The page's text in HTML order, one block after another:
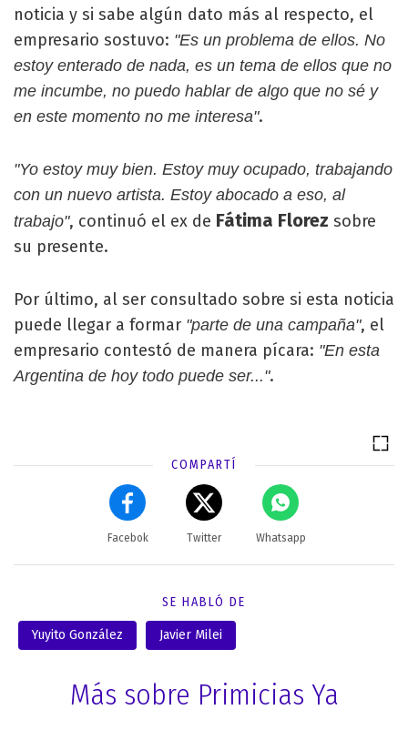
noticia y si sabe algún dato más al respecto, el
empresario sostuvo: "Es un problema de ellos. No
estoy enterado de nada, es un tema de ellos que no
me incumbe, no puedo hablar de algo que no sé y
en este momento no me interesa".
"Yo estoy muy bien. Estoy muy ocupado, trabajando
con un nuevo artista. Estoy abocado a eso, al
trabajo", continuó el ex de Fátima Florez sobre
su presente.
Por último, al ser consultado sobre si esta noticia
puede llegar a formar "parte de una campaña", el
empresario contestó de manera pícara: "En esta
Argentina de hoy todo puede ser...".
COMPARTÍ
Facebok Twitter Whatsapp
SE HABLÓ DE
Yuyito González Javier Milei
Más sobre Primicias Ya